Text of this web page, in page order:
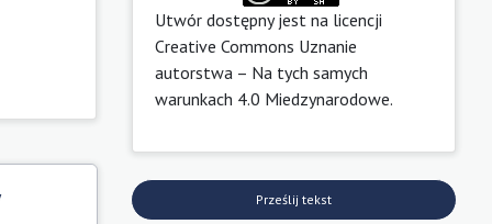
Utwór dostępny jest na licencji
Creative Commons Uznanie
autorstwa – Na tych samych
warunkach 4.0 Miedzynarodowe.
Prześlij tekst